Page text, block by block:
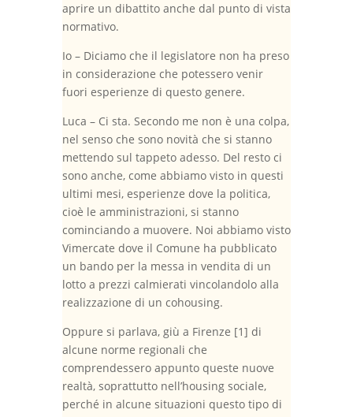
aprire un dibattito anche dal punto di vista
normativo.
Io – Diciamo che il legislatore non ha preso
in considerazione che potessero venir
fuori esperienze di questo genere.
Luca – Ci sta. Secondo me non è una colpa,
nel senso che sono novità che si stanno
mettendo sul tappeto adesso. Del resto ci
sono anche, come abbiamo visto in questi
ultimi mesi, esperienze dove la politica,
cioè le amministrazioni, si stanno
cominciando a muovere. Noi abbiamo visto
Vimercate dove il Comune ha pubblicato
un bando per la messa in vendita di un
lotto a prezzi calmierati vincolandolo alla
realizzazione di un cohousing.
Oppure si parlava, giù a Firenze [1] di
alcune norme regionali che
comprendessero appunto queste nuove
realtà, soprattutto nell’housing sociale,
perché in alcune situazioni questo tipo di